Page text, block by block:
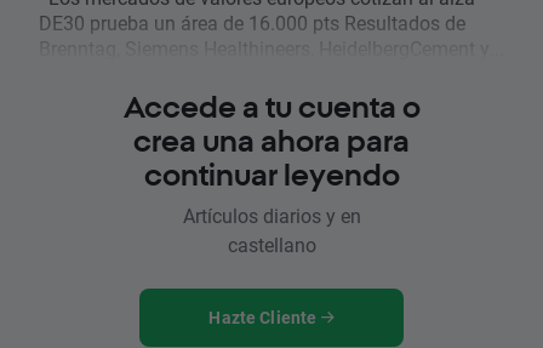
DE30 prueba un área de 16.000 pts Resultados de
Brenntag, Siemens Healthineers, HeidelbergCement y...
Accede a tu cuenta o
crea una ahora para
continuar leyendo
Artículos diarios y en
castellano
Hazte Cliente